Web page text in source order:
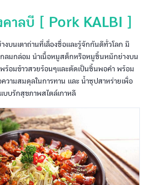
คาลบี [ Pork KALBI ]
งบนเตาถ่านที่เลื่องชื่อและรู้จักกันดีทั่วโลก มี
ลมกล่อม นำเนื้อหมูสต็กหรือหมูชิ้นหมักย่างบน
พร้อมข้าวสวยร้อนๆและตัดเป็นชิ้นพอคำ พร้อม
ความสมดุลในการทาน และ น้ำซุปสาหร่ายเพื่อ
บบรักสุขภาพสไตล์เกาหลี